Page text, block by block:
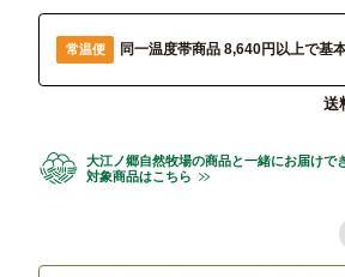
常温便 同一温度帯商品 8,640円以上で基
送
大江ノ郷自然牧場の商品と一緒にお届けで
対象商品はこちら